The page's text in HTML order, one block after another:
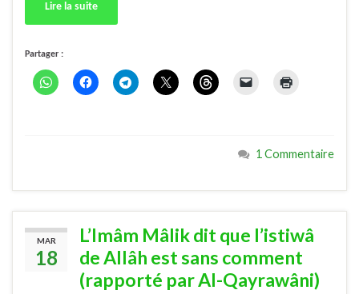
Lire la suite
Partager :
1 Commentaire
MAR
18
L’Imâm Mâlik dit que l’istiwâ
de Allâh est sans comment
(rapporté par Al-Qayrawâni)